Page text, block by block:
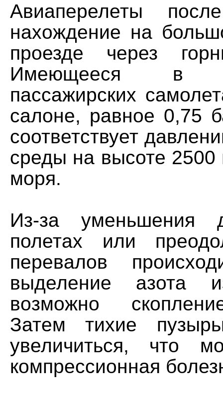
Авиаперелеты
нахождение на
проезде через
Имеющееся в
пассажирских
салоне, равное 0,75
соответствует
среды на высоте
моря.
Из-за уменьшения
полетах или
перевалов
выделение азота
возможно
Затем тихие
увеличиться, что
компрессионная